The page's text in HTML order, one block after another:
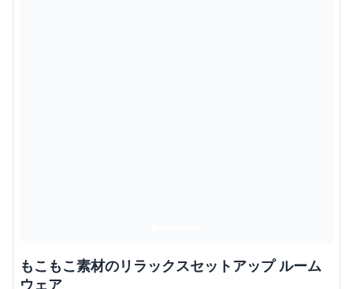
もこもこ素材のリラックスセットアップ ルーム
ウェア